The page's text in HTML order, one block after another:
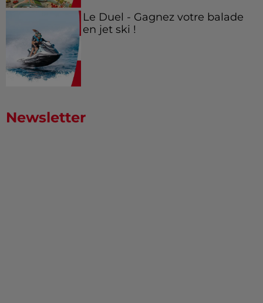
Le Duel - Gagnez votre balade
en jet ski !
Newsletter